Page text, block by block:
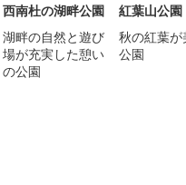
西南杜の湖畔公園
湖畔の自然と遊び
場が充実した憩い
の公園
紅葉山公園
秋の紅葉が
公園